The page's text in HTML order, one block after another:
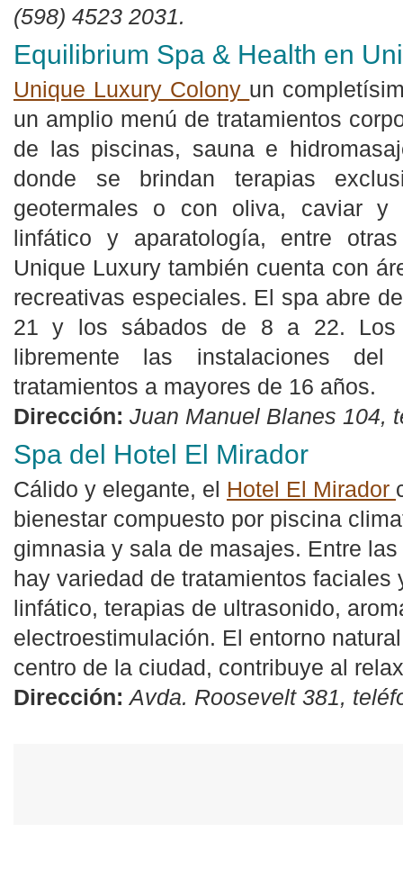
(598) 4523 2031.
Equilibrium Spa & Health en
Unique Luxury Colony un
un amplio menú de tratamientos
de las piscinas, sauna e
donde se brindan terapias
geotermales o con oliva, caviar y
linfático y aparatología, entre
Unique Luxury también cuenta con
recreativas especiales. El spa abre
21 y los sábados de 8 a 22. Los
libremente las instalaciones
tratamientos a mayores de 16 años.
Dirección: Juan Manuel Blanes 104,
Spa del Hotel El Mirador
Cálido y elegante, el Hotel El Mirador
bienestar compuesto por piscina
gimnasia y sala de masajes. Entre
hay variedad de tratamientos faciales
linfático, terapias de ultrasonido,
electroestimulación. El entorno
centro de la ciudad, contribuye al
Dirección: Avda. Roosevelt 381,